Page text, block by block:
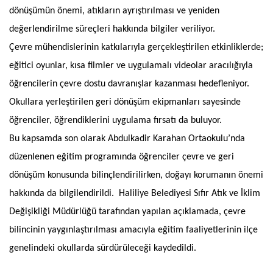
dönüşümün önemi, atıkların ayrıştırılması ve yeniden
değerlendirilme süreçleri hakkında bilgiler veriliyor.
Çevre mühendislerinin katkılarıyla gerçekleştirilen etkinliklerde;
eğitici oyunlar, kısa filmler ve uygulamalı videolar aracılığıyla
öğrencilerin çevre dostu davranışlar kazanması hedefleniyor.
Okullara yerleştirilen geri dönüşüm ekipmanları sayesinde
öğrenciler, öğrendiklerini uygulama fırsatı da buluyor.
Bu kapsamda son olarak Abdulkadir Karahan Ortaokulu’nda
düzenlenen eğitim programında öğrenciler çevre ve geri
dönüşüm konusunda bilinçlendirilirken, doğayı korumanın önemi
hakkında da bilgilendirildi. Haliliye Belediyesi Sıfır Atık ve İklim
Değişikliği Müdürlüğü tarafından yapılan açıklamada, çevre
bilincinin yaygınlaştırılması amacıyla eğitim faaliyetlerinin ilçe
genelindeki okullarda sürdürüleceği kaydedildi.